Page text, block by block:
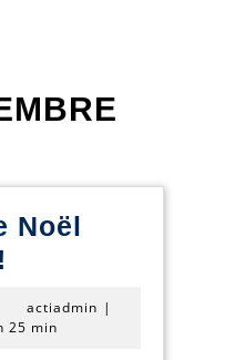
Noël
de
actiadmin actiadmin
|
25 min